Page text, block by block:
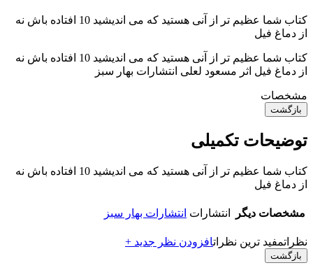
کتاب شما عظیم تر از آنی هستید که می اندیشید 10 افتاده باش نه
از دماغ فیل
کتاب شما عظیم تر از آنی هستید که می اندیشید 10 افتاده باش نه
از دماغ فیل اثر مسعود لعلی انتشارات بهار سبز
مشخصات
بازگشت
توضیحات تکمیلی
کتاب شما عظیم تر از آنی هستید که می اندیشید 10 افتاده باش نه
از دماغ فیل
مشخصات دیگر انتشارات انتشارات بهار سبز
نظراتمفید ترین نظراتافزودن نظر جدید +
بازگشت